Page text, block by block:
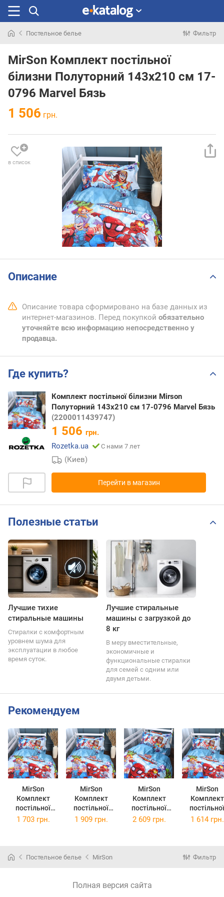
раньше
Постельное белье Фильтр
MirSon Комплект постільної
білизни Полуторний 143x210 см 17-
0796 Marvel Бязь
1 506 грн.
в список
Описание
Описание товара сформировано на базе данных из
интернет-магазинов. Перед покупкой обязательно
уточняйте всю информацию непосредственно у
продавца.
Где купить?
Комплект постільної білизни Mirson
Полуторний 143x210 см 17-0796 Marvel Бязь
(2200011439747)
1 506 грн.
Rozetka.ua
С нами 7 лет
(Киев)
Перейти в магазин
Полезные статьи
Лучшие тихие
стиральные машины
Стиралки с комфортным
уровнем шума для
эксплуатации в любое
время суток.
Лучшие стиральные
машины с загрузкой до
8 кг
В меру вместительные,
экономичные и
функциональные стиралки
для семей с одним или
двумя детьми.
Рекомендуем
MirSon
Комплект
постільної
білизни
Бязь
MirSon
Комплект
постільної
білизни Євро
MirSon
Комплект
постільної
білизни
MirSon
Комплект
постільної
білизни
Marvel
1 703 грн. 1 909 грн. 2 609 грн. 1 614 грн.
Постельное белье MirSon Фильтр
Полная версия сайта